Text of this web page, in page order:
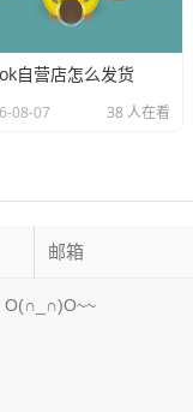
自营店怎么发货
08-07 38 人在看